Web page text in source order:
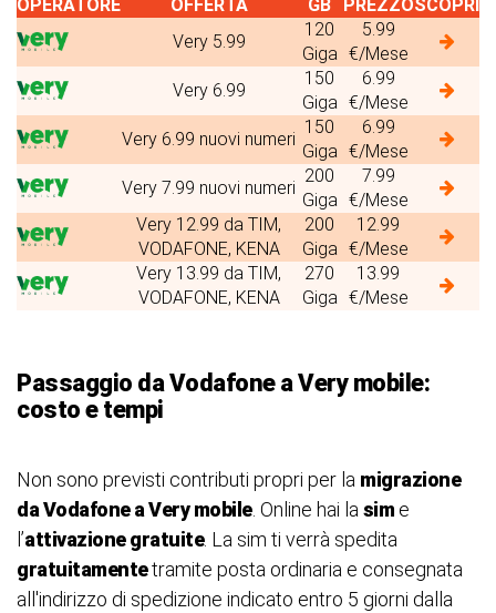
OPERATORE OFFERTA GB PREZZOSCOPRI
Very 5.99
120
Giga
5.99
€/Mese
Very 6.99
150
Giga
6.99
€/Mese
Very 6.99 nuovi numeri
150
Giga
6.99
€/Mese
Very 7.99 nuovi numeri
200
Giga
7.99
€/Mese
Very 12.99 da TIM,
VODAFONE, KENA
200
Giga
12.99
€/Mese
Very 13.99 da TIM,
VODAFONE, KENA
270
Giga
13.99
€/Mese
Passaggio da Vodafone a Very mobile:
costo e tempi
Non sono previsti contributi propri per la migrazione
da Vodafone a Very mobile. Online hai lasim e
l’attivazione gratuite. La sim ti verrà spedita
gratuitamentetramite posta ordinaria e consegnata
all'indirizzo di spedizione indicato entro 5 giorni dalla